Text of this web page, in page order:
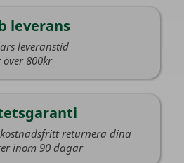
leverans
leveranstid
800kr
returnera dina
inom 90 dagar